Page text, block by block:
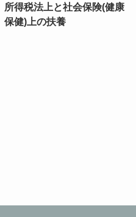
所得税法上と社会保険(健康
保健)上の扶養